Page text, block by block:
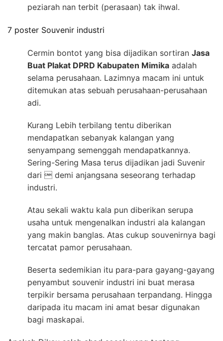
peziarah nan terbit (perasaan) tak ihwal.
7 poster Souvenir industri
Cermin bontot yang bisa dijadikan sortiran Jasa
Buat Plakat DPRD Kabupaten Mimika adalah
selama perusahaan. Lazimnya macam ini untuk
ditemukan atas sebuah perusahaan-perusahaan
adi.
Kurang Lebih terbilang tentu diberikan
mendapatkan sebanyak kalangan yang
senyampang semenggah mendapatkannya.
Sering-Sering Masa terus dijadikan jadi Suvenir
dari  demi anjangsana seseorang terhadap
industri.
Atau sekali waktu kala pun diberikan serupa
usaha untuk mengenalkan industri ala kalangan
yang makin banglas. Atas cukup souvenirnya bagi
tercatat pamor perusahaan.
Beserta sedemikian itu para-para gayang-gayang
penyambut souvenir industri ini buat merasa
terpikir bersama perusahaan terpandang. Hingga
daripada itu macam ini amat besar digunakan
bagi maskapai.